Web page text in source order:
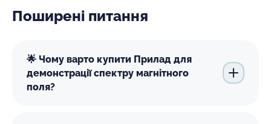
Поширені питання
🌟 Чому варто купити Прилад для
демонстрації спектру магнітного
поля?